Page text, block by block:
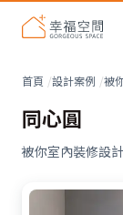
首頁 設計案例 被
同心圓
被你室內裝修設